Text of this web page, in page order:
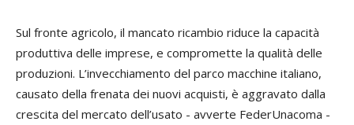
Sul fronte agricolo, il mancato ricambio riduce la capacità
produttiva delle imprese, e compromette la qualità delle
produzioni. L’invecchiamento del parco macchine italiano,
causato della frenata dei nuovi acquisti, è aggravato dalla
crescita del mercato dell’usato - avverte FederUnacoma -